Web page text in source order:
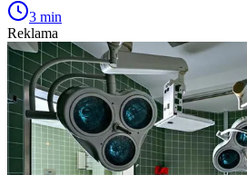
3 min
Reklama